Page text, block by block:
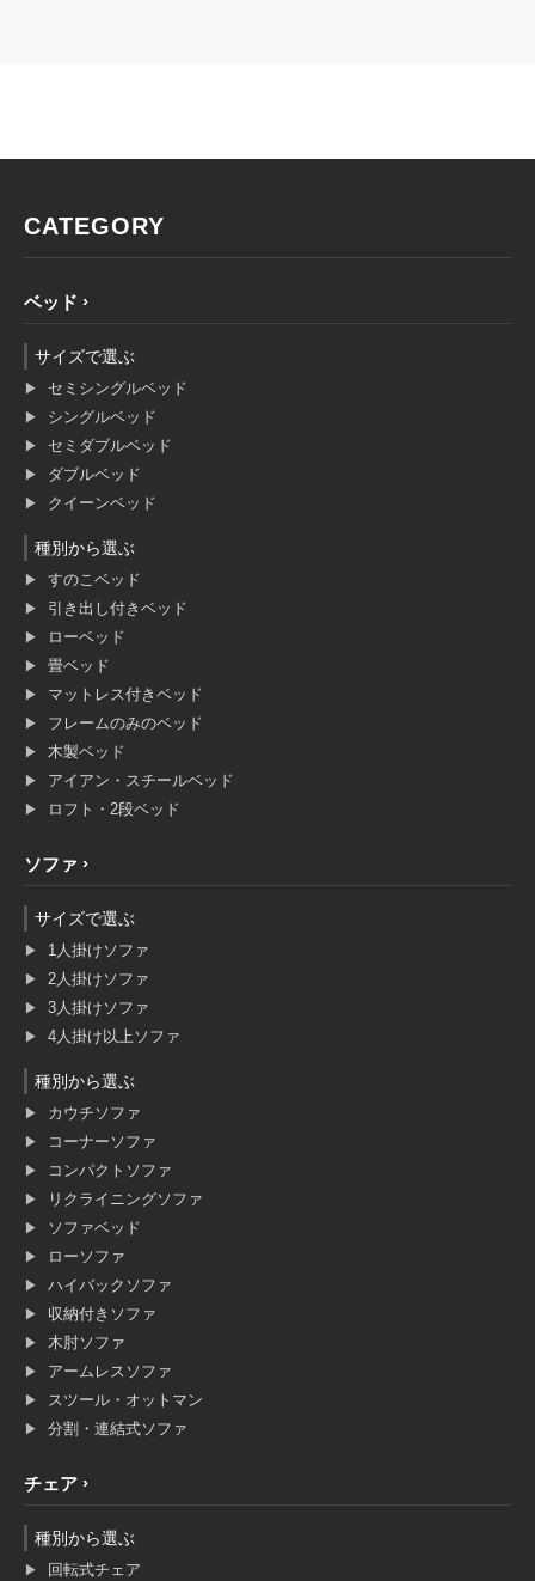
CATEGORY
ベッド
サイズで選ぶ
セミシングルベッド
シングルベッド
セミダブルベッド
ダブルベッド
クイーンベッド
種別から選ぶ
すのこベッド
引き出し付きベッド
ローベッド
畳ベッド
マットレス付きベッド
フレームのみのベッド
木製ベッド
アイアン・スチールベッド
ロフト・2段ベッド
ソファ
サイズで選ぶ
1人掛けソファ
2人掛けソファ
3人掛けソファ
4人掛け以上ソファ
種別から選ぶ
カウチソファ
コーナーソファ
コンパクトソファ
リクライニングソファ
ソファベッド
ローソファ
ハイバックソファ
収納付きソファ
木肘ソファ
アームレスソファ
スツール・オットマン
分割・連結式ソファ
チェア
種別から選ぶ
回転式チェア